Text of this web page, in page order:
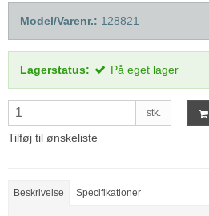
Model/Varenr.: 128821
Lagerstatus: På eget lager
stk.
Tilføj til ønskeliste
Beskrivelse Specifikationer